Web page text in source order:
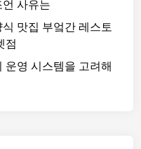
사유는
맛집 부엌간 레스토
점
운영 시스템을 고려해